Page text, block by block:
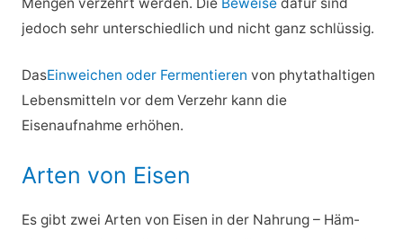
jedoch sehr unterschiedlich und nicht ganz schlüssig.
DasEinweichen oder Fermentieren von phytathaltigen
Lebensmitteln vor dem Verzehr kann die
Eisenaufnahme erhöhen.
Arten von Eisen
Es gibt zwei Arten von Eisen in der Nahrung – Häm-